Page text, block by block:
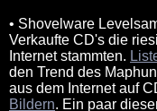
• Shovelware
Verkaufte CD's die
Internet stammten.
den Trend des
aus dem Internet auf
Bildern. Ein paar